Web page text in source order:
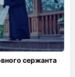
сержанта